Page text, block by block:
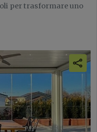
per trasformare uno